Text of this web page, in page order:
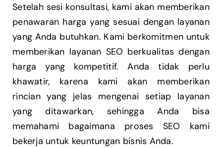
Setelah sesi konsultasi, kami akan memberikan
penawaran harga yang sesuai dengan layanan
yang Anda butuhkan. Kami berkomitmen untuk
memberikan layanan SEO berkualitas dengan
harga yang kompetitif. Anda tidak perlu
khawatir, karena kami akan memberikan
rincian yang jelas mengenai setiap layanan
yang ditawarkan, sehingga Anda bisa
memahami bagaimana proses SEO kami
bekerja untuk keuntungan bisnis Anda.